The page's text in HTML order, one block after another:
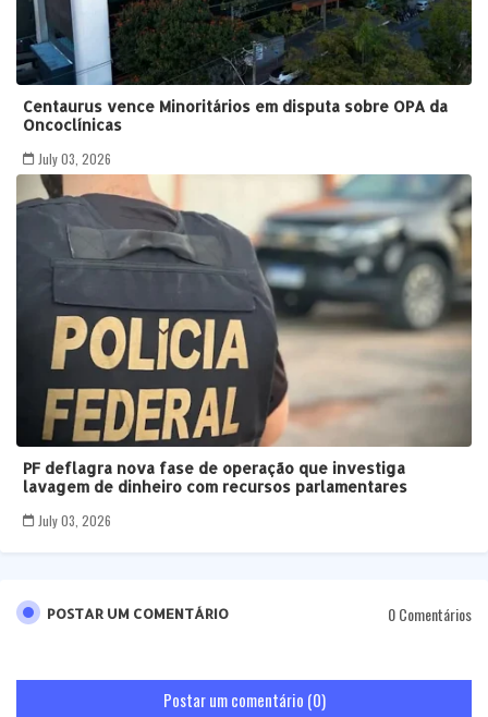
Centaurus vence Minoritários em disputa sobre OPA da
Oncoclínicas
July 03, 2026
PF deflagra nova fase de operação que investiga
lavagem de dinheiro com recursos parlamentares
July 03, 2026
POSTAR UM COMENTÁRIO 0 Comentários
Postar um comentário (0)